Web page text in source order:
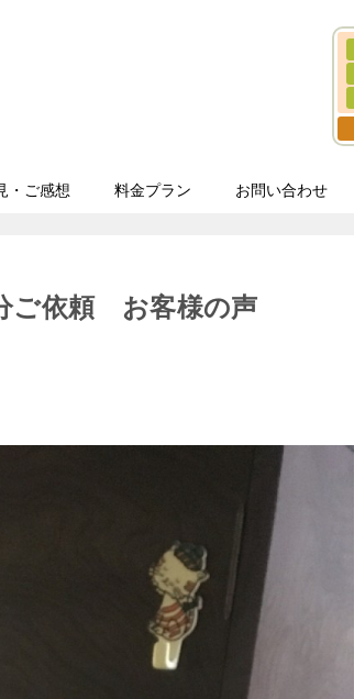
・ご感想 料金プラン お問い合わせ
ご依頼 お客様の声